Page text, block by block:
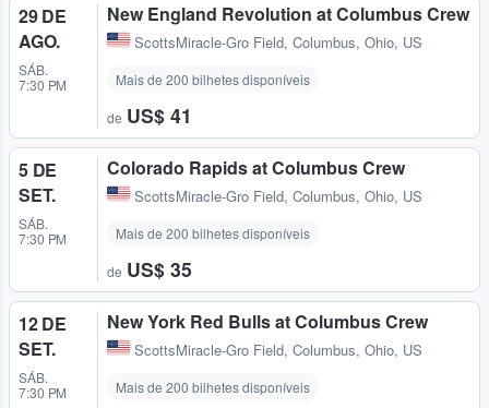
29 DE
AGO.
SÁB.
7:30 PM
New England Revolution at Columbus Crew
ScottsMiracle-Gro Field, Columbus, Ohio, US
Mais de 200 bilhetes disponíveis
de US$ 41
5 DE
SET.
SÁB.
7:30 PM
Colorado Rapids at Columbus Crew
ScottsMiracle-Gro Field, Columbus, Ohio, US
Mais de 200 bilhetes disponíveis
de US$ 35
12 DE
SET.
SÁB.
7:30 PM
New York Red Bulls at Columbus Crew
ScottsMiracle-Gro Field, Columbus, Ohio, US
Mais de 200 bilhetes disponíveis